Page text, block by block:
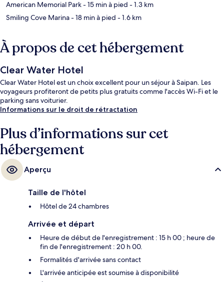
American Memorial Park- 15 min à pied - 1.3 km
Smiling Cove Marina- 18 min à pied - 1.6 km
À propos de cet hébergement
Clear Water Hotel
Clear Water Hotel est un choix excellent pour un séjour à Saipan. Les
voyageurs profiteront de petits plus gratuits comme l'accès Wi-Fi et le
parking sans voiturier.
Informations sur le droit de rétractation
Plus d’informations sur cet
hébergement
Aperçu
Taille de l'hôtel
Hôtel de 24 chambres
Arrivée et départ
Heure de début de l'enregistrement : 15 h 00 ; heure de
fin de l'enregistrement : 20 h 00.
Formalités d'arrivée sans contact
L'arrivée anticipée est soumise à disponibilité